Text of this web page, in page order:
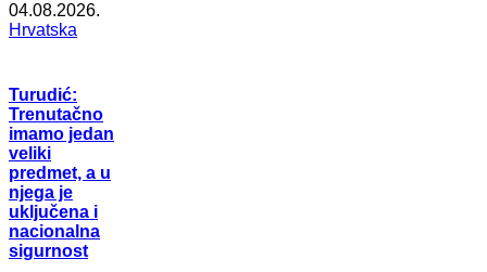
04.08.2026.
Hrvatska
Turudić:
Trenutačno
imamo jedan
veliki
predmet, a u
njega je
uključena i
nacionalna
sigurnost